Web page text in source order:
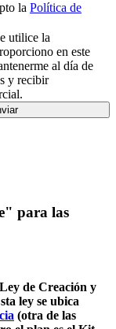
la Política de
utilice la
en este
al día de
y recibir
para las
de Creación y
ley se ubica
(otra de las